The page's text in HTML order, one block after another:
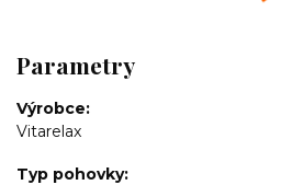
Parametry
Výrobce
Vitarelax
Typ pohovky